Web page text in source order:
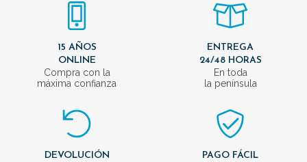
15 AÑOS
ONLINE
Compra con la
máxima confianza
ENTREGA
24/48 HORAS
En toda
la península
DEVOLUCIÓN
PAGO FÁCIL